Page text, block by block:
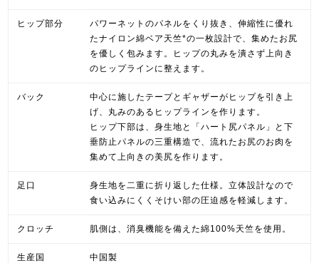
ヒップ部分
パワーネットのパネルをくり抜き、伸縮性に優れ
たナイロン綿ベア天竺*の一枚設計で、集めたお尻
を優しく包みます。ヒップの丸みを潰さず上向き
のヒップラインに整えます。
バック
中心に施したテープとギャザーがヒップを引き上
げ、丸みのあるヒップラインを作ります。
ヒップ下部は、身生地と「ハート尻パネル」と下
垂防止パネルの三重構造で、流れたお尻のお肉を
集めて上向きの美尻を作ります。
足口
身生地を二重に折り返した仕様。立体設計なので
食い込みにくくそけい部の圧迫感を軽減します。
クロッチ 肌側は、消臭機能を備えた綿100%天竺を使用。
生産国 中国製